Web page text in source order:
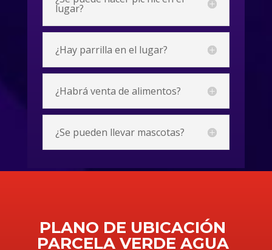
lugar?
¿Hay parrilla en el lugar?
¿Habrá venta de alimentos?
¿Se pueden llevar mascotas?
PLANO DE UBICACIÓN
PARCELA VERDE AGUA